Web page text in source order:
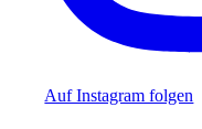
Auf Instagram folgen